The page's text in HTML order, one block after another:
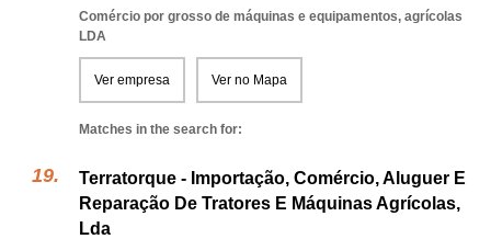
Comércio por grosso de máquinas e equipamentos, agrícolas
LDA
Ver empresa Ver no Mapa
Matches in the search for:
Terratorque - Importação, Comércio, Aluguer E
Reparação De Tratores E Máquinas Agrícolas,
Lda